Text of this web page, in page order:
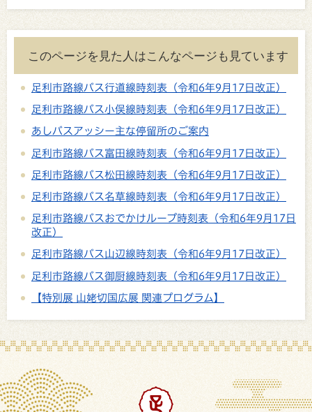
このページを見た人はこんなページも見ています
足利市路線バス行道線時刻表（令和6年9月17日改正）
足利市路線バス小俣線時刻表（令和6年9月17日改正）
あしバスアッシー主な停留所のご案内
足利市路線バス富田線時刻表（令和6年9月17日改正）
足利市路線バス松田線時刻表（令和6年9月17日改正）
足利市路線バス名草線時刻表（令和6年9月17日改正）
足利市路線バスおでかけループ時刻表（令和6年9月17日
改正）
足利市路線バス山辺線時刻表（令和6年9月17日改正）
足利市路線バス御厨線時刻表（令和6年9月17日改正）
【特別展 山姥切国広展 関連プログラム】